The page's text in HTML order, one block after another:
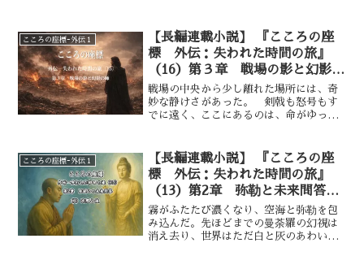
が、彼の眼には飢えに苦しむ人々、涙を
流す者たちの姿が焼きついて離れなかっ
た。 空海は一歩、弥勒に近づいた。
「未来の光が約束されているとしても、
いま苦しむ者にとって、その光は遠すぎ
ます。 今日を生き抜けない命にとっ
て、未来は閉ざされている。 どうすれ
はなく切実さが込められていた。
こころの座標ｰ外伝１
【長編連載小説】 『こころの座
標 外伝：失われた時間の旅』
（16）第３章 戦場の影と幻影の
師 血に染まる大地―②
戦場の中央から少し離れた場所には、奇
妙な静けさがあった。 剣戟も怒号もす
でに遠く、ここにあるのは、命がゆっく
呼吸が擦れる感触、血が土に染み込む気
配、身体の熱が冷えていく時間――そう
したものが、重なり合って空気を満たし
ていた。 デカルトは歩いていた。 第
１節で見た死者たちの影は、まだ網膜の
奥に焼き付いている。だが、ここでは死
はすでに終点ではなかった。終わりきれ
こころの座標ｰ外伝１
【長編連載小説】 『こころの座
標 外伝：失われた時間の旅』
（13）第2章 弥勒と未来問答
逆問の試練ー⑥
霧がふたたび濃くなり、空海と弥勒を包
み込んだ。先ほどまでの曼荼羅の幻視は
消え去り、世界はただ白と灰のあわいに